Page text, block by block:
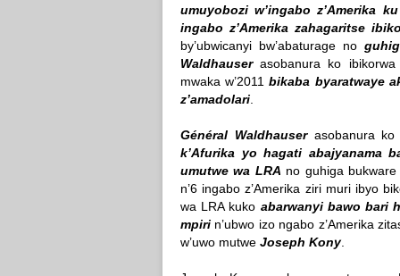
umuyobozi w’ingabo z’Amerika
ingabo z’Amerika zahagaritse
by’ubwicanyi bw’abaturage no
Waldhauserasobanura ko ibikorwa
mwaka w’2011bikaba byaratwaye
z’amadolari
Général Waldhauserasobanura
k’Afurika yo hagati abajyanama
umutwe wa LRA no guhiga bukware
n’6 ingabo z’Amerika ziri muri ibyo
wa LRA kuko abarwanyi bawo bari
mpiri n’ubwo izo ngabo z’Amerika
w’uwo mutwe Joseph Kony.